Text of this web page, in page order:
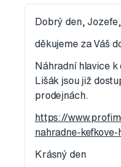
Dobrý den, Jozefe,
děkujeme za Váš
Náhradní hlavice
Lišák jsou již
prodejnách.
https://
nahradne-
Krásný den